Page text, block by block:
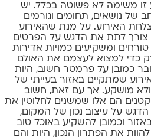
זו משימה לא פשוטה בכלל. יש
של נושאים, תחומים וגורמים
האירוע. על מנת שהאירוע
צורך לתת את הדגש על הפרטים
ומשקיעים כמויות אדירות
כדי למצוא לעצמם את האולם
כמובן על פרמטר חשוב, היות
שמתקיים באזור בעייתי של
ולא מושקע. אך עם זאת, חשוב
הם אלו שמשנים לחלוטין את
על עיצוב נכון של המקום,
וכמובן להשקיע באוכל טוב
את הפתרון הנכון, היות והם